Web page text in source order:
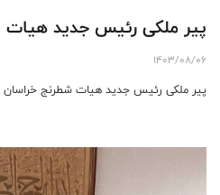
پیر ملکی رئیس جدید
1403/08/06
پیر ملکی رئیس جدید هیات شطرنج